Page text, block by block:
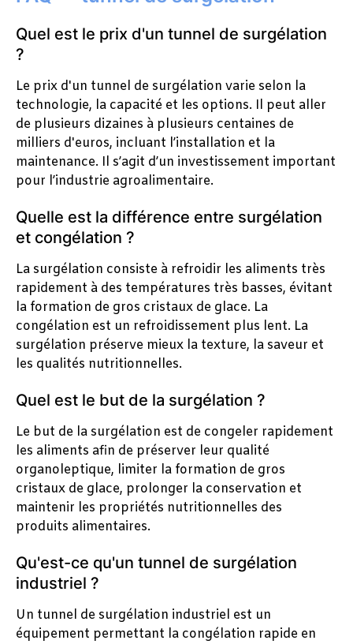
Quel est le prix d'un tunnel de surgélation
?
Le prix d'un tunnel de surgélation varie selon la
technologie, la capacité et les options. Il peut aller
de plusieurs dizaines à plusieurs centaines de
milliers d'euros, incluant l’installation et la
maintenance. Il s’agit d’un investissement important
pour l’industrie agroalimentaire.
Quelle est la différence entre surgélation
et congélation ?
La surgélation consiste à refroidir les aliments très
rapidement à des températures très basses, évitant
la formation de gros cristaux de glace. La
congélation est un refroidissement plus lent. La
surgélation préserve mieux la texture, la saveur et
les qualités nutritionnelles.
Quel est le but de la surgélation ?
Le but de la surgélation est de congeler rapidement
les aliments afin de préserver leur qualité
organoleptique, limiter la formation de gros
cristaux de glace, prolonger la conservation et
maintenir les propriétés nutritionnelles des
produits alimentaires.
Qu'est-ce qu'un tunnel de surgélation
industriel ?
Un tunnel de surgélation industriel est un
équipement permettant la congélation rapide en